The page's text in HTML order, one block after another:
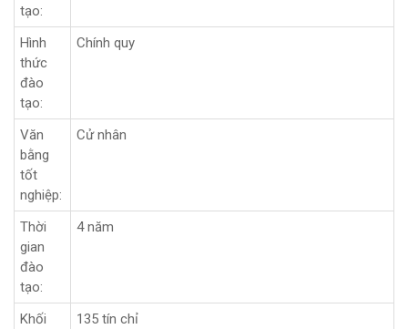
tạo:
Hình
thức
đào
tạo:
Chính quy
Văn
bằng
tốt
nghiệp:
Cử nhân
Thời
gian
đào
tạo:
4 năm
Khối
135 tín chỉ